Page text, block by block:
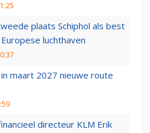
plaats Schiphol als best
luchthaven
maart 2027 nieuwe route
directeur KLM Erik